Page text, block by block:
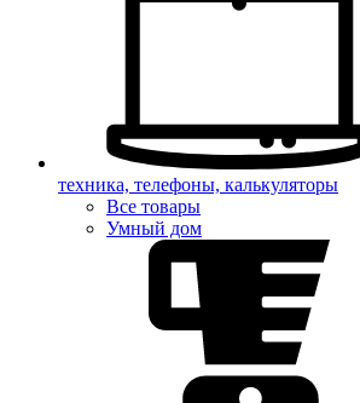
техника, телефоны, калькуляторы
Все товары
Умный дом